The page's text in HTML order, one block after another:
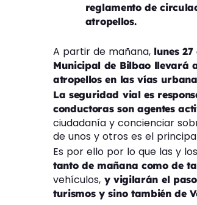
reglamento de
atropellos.
A partir de mañana, lunes
Municipal de Bilbao llevará
atropellos en las vías
La seguridad vial es
conductoras son agentes
ciudadanía y concienciar
de unos y otros es el
Es por ello por lo que las y
tanto de mañana como de
vehículos, y vigilarán el
turismos y sino también de